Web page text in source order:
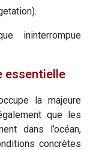
ininterrompue
essentielle
la majeure
que les
dans l’océan,
concrètes